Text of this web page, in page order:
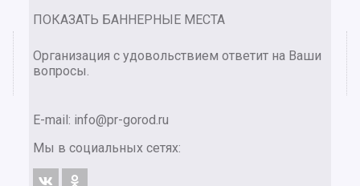
ПОКАЗАТЬ БАННЕРНЫЕ МЕСТА
Организация с удовольствием ответит на Ваши
вопросы.
E-mail: info@pr-gorod.ru
Мы в социальных сетях: